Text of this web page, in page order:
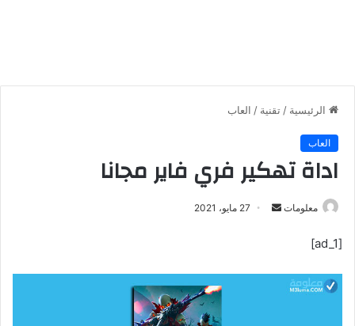
الرئيسية / تقنية / العاب
العاب
اداة تهكير فري فاير مجانا
معلومات 27 مايو، 2021
[ad_1]